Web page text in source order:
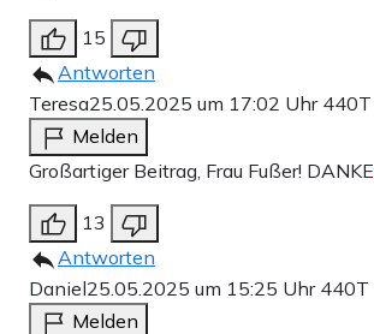
15
Antworten
Teresa25.05.2025 um 17:02 Uhr 440T
Melden
Großartiger Beitrag, Frau Fußer! DANKE
13
Antworten
Daniel25.05.2025 um 15:25 Uhr 440T
Melden